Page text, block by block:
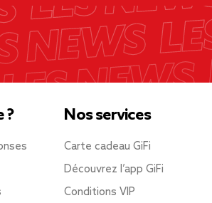
? Nos services
Carte cadeau GiFi
Découvrez l’app GiFi
Conditions VIP